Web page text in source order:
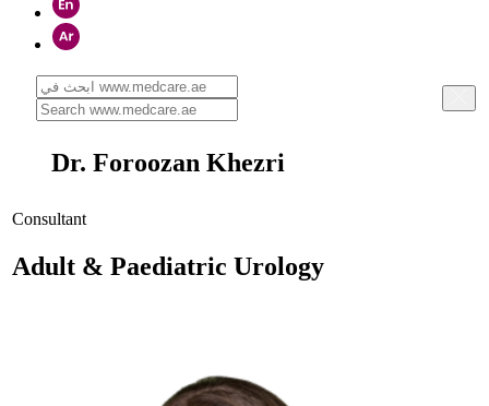
Dr. Foroozan Khezri
Consultant
Adult & Paediatric Urology